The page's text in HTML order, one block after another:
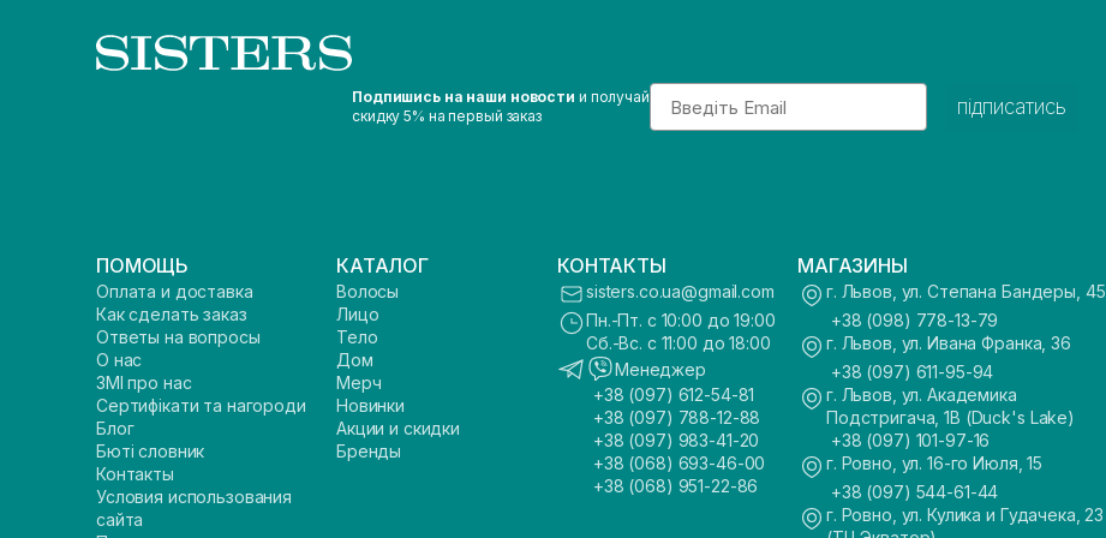
Подпишись на наши новости и получай
скидку 5% на первый заказ
Email
підписатись
ПОМОЩЬ
Оплата и доставка
Как сделать заказ
Ответы на вопросы
О нас
ЗМІ про нас
Сертифікати та нагороди
Блог
Бюті словник
Контакты
Условия использования
сайта
КАТАЛОГ
Волосы
Лицо
Тело
Дом
Мерч
Новинки
Акции и скидки
Бренды
КОНТАКТЫ
sisters.co.ua@gmail.com
Пн.-Пт. с 10:00 до 19:00
Сб.-Вс. с 11:00 до 18:00
Менеджер
+38 (097) 612-54-81
+38 (097) 788-12-88
+38 (097) 983-41-20
+38 (068) 693-46-00
+38 (068) 951-22-86
МАГАЗИНЫ
г. Львов, ул. Степана Бандеры, 45
+38 (098) 778-13-79
г. Львов, ул. Ивана Франка, 36
+38 (097) 611-95-94
г. Львов, ул. Академика
Подстригача, 1В (Duck's Lake)
+38 (097) 101-97-16
г. Ровно, ул. 16-го Июля, 15
+38 (097) 544-61-44
г. Ровно, ул. Кулика и Гудачека, 23